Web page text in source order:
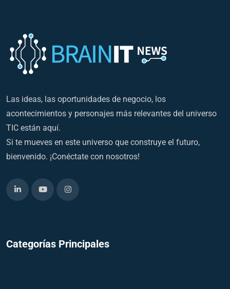
Las ideas, las oportunidades de negocio, los
acontecimientos y personajes más relevantes del universo
TIC están aquí.
Si te mueves en este universo que construye el futuro,
bienvenido. ¡Conéctate con nosotros!
Categorías Principales